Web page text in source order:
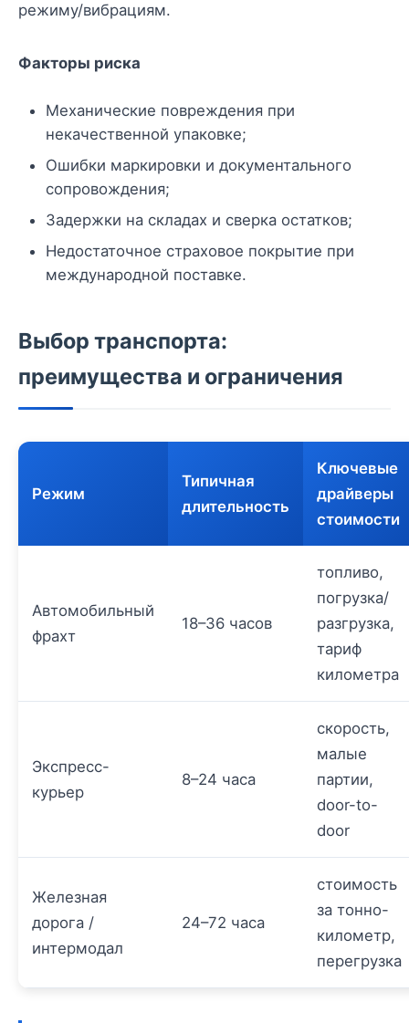
режиму/вибрациям.
Факторы риска
Механические повреждения при
некачественной упаковке;
Ошибки маркировки и документального
сопровождения;
Задержки на складах и сверка остатков;
Недостаточное страховое покрытие при
международной поставке.
Выбор транспорта:
преимущества и ограничения
Режим
Типичная
длительность
Ключевые
драйверы
стоимости
Автомобильный
фрахт
18–36 часов
топливо,
погрузка/
разгрузка,
тариф
километра
Экспресс-
курьер
8–24 часа
скорость,
малые
партии,
door-to-
door
Железная
дорога /
интермодал
24–72 часа
стоимость
за тонно-
километр,
перегрузка